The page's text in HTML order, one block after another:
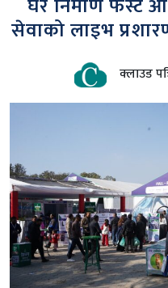
घर निर्माण फेस्ट
सेवाको लाइभ
क्लाउड